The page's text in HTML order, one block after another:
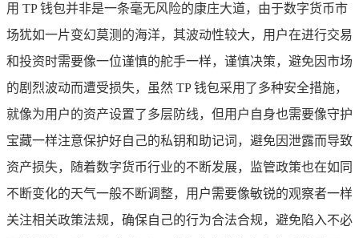
用 TP 钱包并非是一条毫无风险的康庄大道，由于数字货币市
场犹如一片变幻莫测的海洋，其波动性较大，用户在进行交易
和投资时需要像一位谨慎的舵手一样，谨慎决策，避免因市场
的剧烈波动而遭受损失，虽然 TP 钱包采用了多种安全措施，
就像为用户的资产设置了多层防线，但用户自身也需要像守护
宝藏一样注意保护好自己的私钥和助记词，避免因泄露而导致
资产损失，随着数字货币行业的不断发展，监管政策也在如同
不断变化的天气一般不断调整，用户需要像敏锐的观察者一样
关注相关政策法规，确保自己的行为合法合规，避免陷入不必